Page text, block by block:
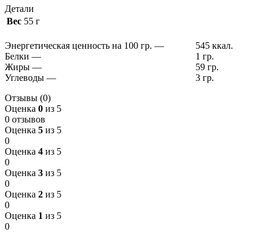
Детали
Вес 55 г
Энергетическая ценность на 100 гр. —
545 ккал.
Белки —
1 гр.
Жиры —
59 гр.
Углеводы —
3 гр.
Отзывы (0)
Оценка 0 из 5
0 отзывов
Оценка 5 из 5
0
Оценка 4 из 5
0
Оценка 3 из 5
0
Оценка 2 из 5
0
Оценка 1 из 5
0